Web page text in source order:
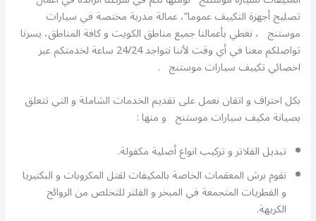
تصليح أجهزة التكييف عموما”، عمالة مدربة مختصة في سيارات
موستنج ، نغطي بأعمالنا جميع مناطق الكويت و كافة المناطق، يسرنا
تواصلكم معنا في أي وقت لأننا نتواجد 24/24 ساعة لخدمتكم عبر
اخصائي تكييف سيارات موستنج .
بكل احتراف و اتقان نعمل على تقديم الخدمات الشاملة و التي تتعلق
بصيانة مكيف سيارات موستنج و منها :
تبديل الفلاتر و تركيب انواع أصلية مكفولة.
نقوم برش المعقمات الخاصة بالمكيفات لقتل المكروبات و البكتيريا
و الفطريات المتجمعة في المبخر و الفلتر للتخلص من الروائح
الكريهة.